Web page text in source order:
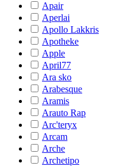
Apair
Aperlai
Apollo Lakkris
Apotheke
Apple
April77
Ara sko
Arabesque
Aramis
Arauto Rap
Arc'teryx
Arcam
Arche
Archetipo